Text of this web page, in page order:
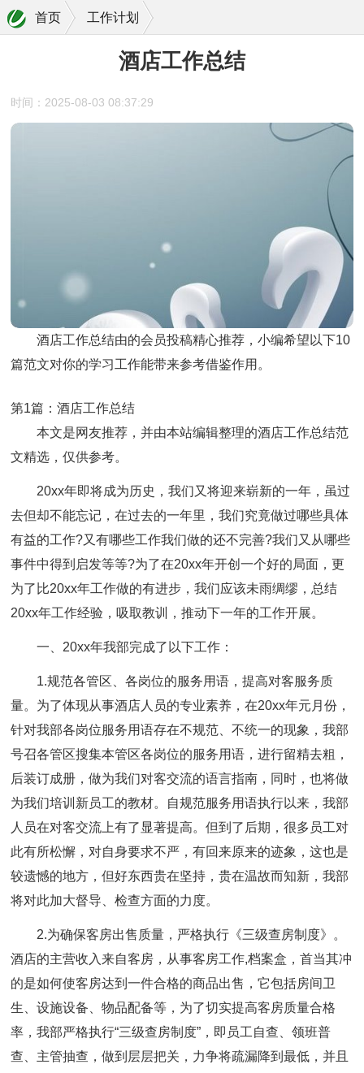
首页 工作计划
酒店工作总结
时间：2025-08-03 08:37:29
酒店工作总结由的会员投稿精心推荐，小编希望以下10
篇范文对你的学习工作能带来参考借鉴作用。
第1篇：酒店工作总结
本文是网友推荐，并由本站编辑整理的酒店工作总结范
文精选，仅供参考。
20xx年即将成为历史，我们又将迎来崭新的一年，虽过
去但却不能忘记，在过去的一年里，我们究竟做过哪些具体
有益的工作?又有哪些工作我们做的还不完善?我们又从哪些
事件中得到启发等等?为了在20xx年开创一个好的局面，更
为了比20xx年工作做的有进步，我们应该未雨绸缪，总结
20xx年工作经验，吸取教训，推动下一年的工作开展。
一、20xx年我部完成了以下工作：
1.规范各管区、各岗位的服务用语，提高对客服务质
量。为了体现从事酒店人员的专业素养，在20xx年元月份，
针对我部各岗位服务用语存在不规范、不统一的现象，我部
号召各管区搜集本管区各岗位的服务用语，进行留精去粗，
后装订成册，做为我们对客交流的语言指南，同时，也将做
为我们培训新员工的教材。自规范服务用语执行以来，我部
人员在对客交流上有了显著提高。但到了后期，很多员工对
此有所松懈，对自身要求不严，有回来原来的迹象，这也是
较遗憾的地方，但好东西贵在坚持，贵在温故而知新，我部
将对此加大督导、检查方面的力度。
2.为确保客房出售质量，严格执行《三级查房制度》。
酒店的主营收入来自客房，从事客房工作,档案盒，首当其冲
的是如何使客房达到一件合格的商品出售，它包括房间卫
生、设施设备、物品配备等，为了切实提高客房质量合格
率，我部严格执行“三级查房制度”，即员工自查、领班普
查、主管抽查，做到层层把关，力争将疏漏降到最低，并且